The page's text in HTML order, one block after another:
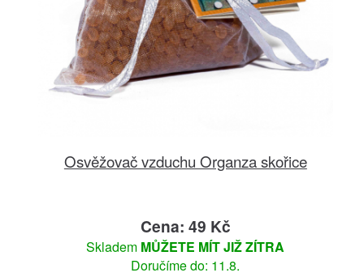
Osvěžovač vzduchu Organza skořice
Cena: 49 Kč
Skladem MŮŽETE MÍT JIŽ ZÍTRA
Doručíme do: 11.8.